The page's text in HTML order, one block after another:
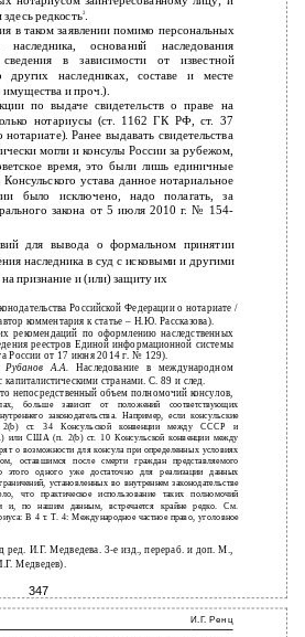
редкость2.
в таком заявлении помимо персональных
оснований наследования
в зависимости от известной
других наследниках, составе и месте
имущества и проч.).
по выдаче свидетельств о праве на
нотариусы (ст. 1162 ГК РФ, ст. 37
Ранее выдавать свидетельства
могли и консулы России за рубежом,
время, это были лишь единичные
устава данное нотариальное
было исключено, надо полагать, за
закона от 5 июля 2010 г. № 154-
для вывода о формальном принятии
наследника в суд с исковыми и другими
признание и (или) защиту их
Российской Федерации о нотариате /
комментария к статье – Н.Ю. Рассказова).
по оформлению наследственных
реестров Единой информационной системы
России от 17 июня 2014 г. № 129).
Рубанов А.А.Наследование в международном
странами. С. 89 и след.
непосредственный объем полномочий консулов,
больше зависит от положений соответствующих
законодательства. Например, если консульские
2(b) ст. 34 Консульской конвенции между СССР и
или США (п. 2(b) ст. 10 Консульской конвенции между
возможности для консула при определенных условиях
оставшимся после смерти граждан представляемого
этого одного уже достаточно для реализации данных
установленных во внутреннем законодательстве
что практическое использование таких полномочий
и, по нашим данным, встречается крайне редко. См.
В 4 т. Т. 4: Международное частное право, уголовное
ред. И.Г. Медведева. 3-е изд., перераб. и доп. М.,
Медведев).
347
И.Г. Ренц